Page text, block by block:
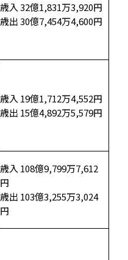
歳入 32億1,831万3,920円
歳出 30億7,454万4,600円
歳入 19億1,712万4,552円
歳出 15億4,892万5,579円
歳入 108億9,799万7,612
円
歳出 103億3,255万3,024
円